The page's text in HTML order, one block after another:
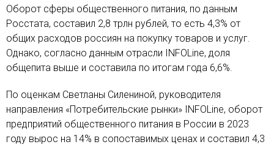
Оборот сферы общественного питания, по данным
Росстата, составил 2,8 трлн рублей, то есть 4,3% от
общих расходов россиян на покупку товаров и услуг.
Однако, согласно данным отрасли INFOLine, доля
общепита выше и составила по итогам года 6,6%.
По оценкам Светланы Силениной, руководителя
направления «Потребительские рынки» INFOLine, оборот
предприятий общественного питания в России в 2023
году вырос на 14% в сопоставимых ценах и составил 4,3